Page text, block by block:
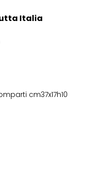
Italia
cm37x17h10